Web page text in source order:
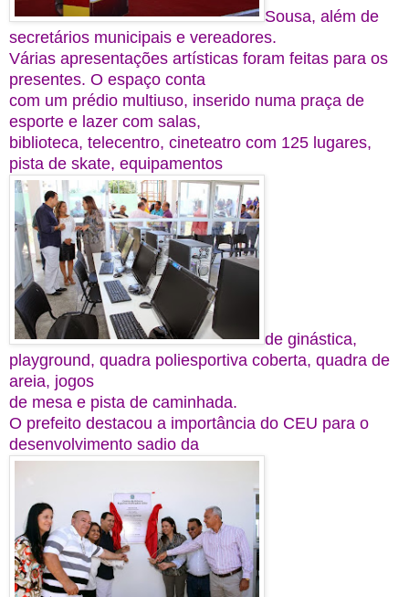
Sousa, além de
secretários municipais e vereadores.
Várias apresentações artísticas foram feitas para os
presentes. O espaço conta
com um prédio multiuso, inserido numa praça de
esporte e lazer com salas,
biblioteca, telecentro, cineteatro com 125 lugares,
pista de skate, equipamentos
de ginástica,
playground, quadra poliesportiva coberta, quadra de
areia, jogos
de mesa e pista de caminhada.
O prefeito destacou a importância do CEU para o
desenvolvimento sadio da